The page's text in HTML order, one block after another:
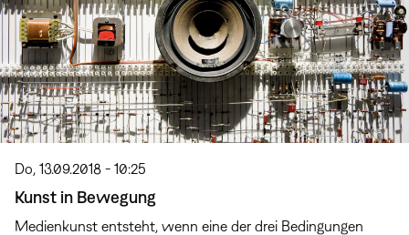
Do, 13.09.2018 - 10:25
Kunst in Bewegung
Medienkunst entsteht, wenn eine der drei Bedingungen